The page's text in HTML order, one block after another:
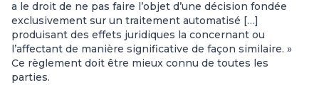
a le droit de ne pas faire l’objet d’une décision fondée
exclusivement sur un traitement automatisé […]
produisant des effets juridiques la concernant ou
l’affectant de manière significative de façon similaire. »
Ce règlement doit être mieux connu de toutes les
parties.